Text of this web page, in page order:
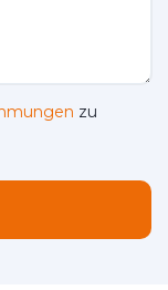
zu